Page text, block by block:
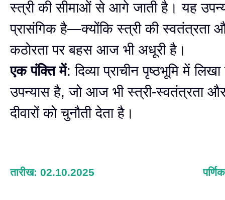
स्त्री की सीमाओं से आगे जाती है। यह
प्रासंगिक है—क्योंकि स्त्री की स्वतंत्रता
कठोरता पर बहस आज भी अधूरी है।
एक पंक्ति में: दिव्या प्राचीन पृष्ठभूमि में
उपन्यास है, जो आज भी स्त्री-स्वतंत्रता
दीवारों को चुनौती देता है।
तारीख: 02.10.2025